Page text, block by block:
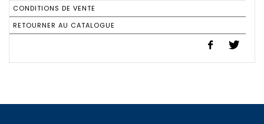
CONDITIONS DE VENTE
RETOURNER AU CATALOGUE